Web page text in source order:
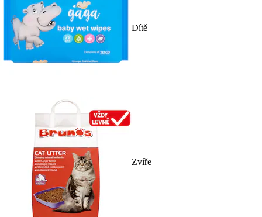
Dítě
Zvíře